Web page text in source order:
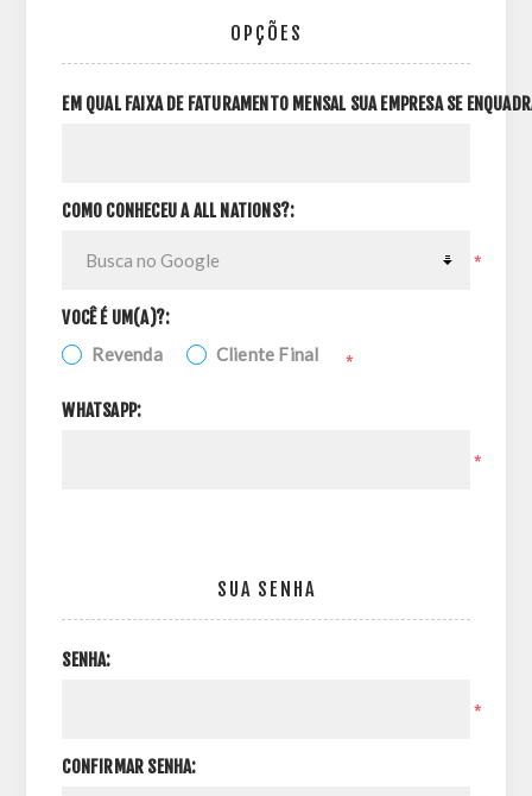
OPÇÕES
EM QUAL FAIXA DE FATURAMENTO MENSAL SUA EMPRESA SE
COMO CONHECEU A ALL NATIONS?:
*
VOCÊ É UM(A)?:
Revenda Cliente Final *
WHATSAPP:
*
SUA SENHA
SENHA:
*
CONFIRMAR SENHA: